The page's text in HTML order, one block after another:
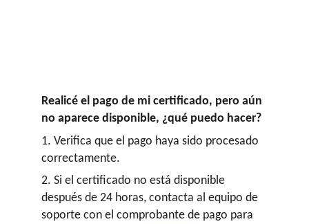
Realicé el pago de mi certificado, pero aún
no aparece disponible, ¿qué puedo hacer?
1. Verifica que el pago haya sido procesado
correctamente.
2. Si el certificado no está disponible
después de 24 horas, contacta al equipo de
soporte con el comprobante de pago para